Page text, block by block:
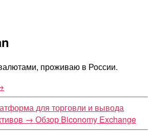
проживаю в России.
для торговли и вывода
→ Обзор Biconomy Exchange